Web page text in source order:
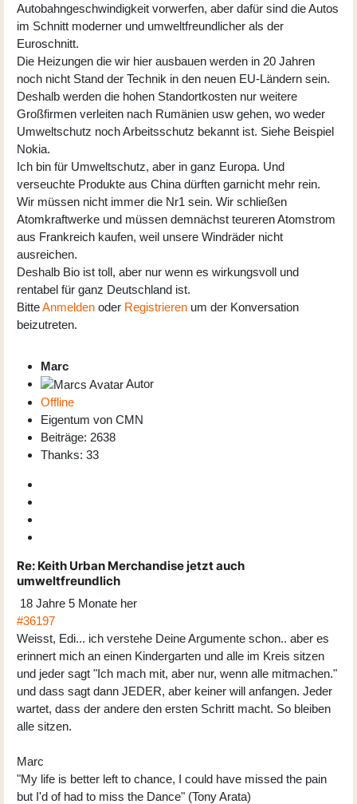
Autobahngeschwindigkeit vorwerfen, aber dafür sind die Autos
im Schnitt moderner und umweltfreundlicher als der
Euroschnitt.
Die Heizungen die wir hier ausbauen werden in 20 Jahren
noch nicht Stand der Technik in den neuen EU-Ländern sein.
Deshalb werden die hohen Standortkosten nur weitere
Großfirmen verleiten nach Rumänien usw gehen, wo weder
Umweltschutz noch Arbeitsschutz bekannt ist. Siehe Beispiel
Nokia.
Ich bin für Umweltschutz, aber in ganz Europa. Und
verseuchte Produkte aus China dürften garnicht mehr rein.
Wir müssen nicht immer die Nr1 sein. Wir schließen
Atomkraftwerke und müssen demnächst teureren Atomstrom
aus Frankreich kaufen, weil unsere Windräder nicht
ausreichen.
Deshalb Bio ist toll, aber nur wenn es wirkungsvoll und
rentabel für ganz Deutschland ist.
BitteAnmelden oder Registrieren um der Konversation
beizutreten.
Marc
Autor
Offline
Eigentum von CMN
Beiträge: 2638
Thanks: 33
Re: Keith Urban Merchandise jetzt auch
umweltfreundlich
18 Jahre 5 Monate her
#36197
Weisst, Edi... ich verstehe Deine Argumente schon.. aber es
erinnert mich an einen Kindergarten und alle im Kreis sitzen
und jeder sagt "Ich mach mit, aber nur, wenn alle mitmachen."
und dass sagt dann JEDER, aber keiner will anfangen. Jeder
wartet, dass der andere den ersten Schritt macht. So bleiben
alle sitzen.
Marc
"My life is better left to chance, I could have missed the pain
but I'd of had to miss the Dance" (Tony Arata)